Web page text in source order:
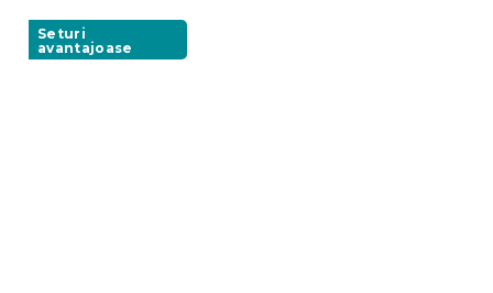
Seturi
avantajoase